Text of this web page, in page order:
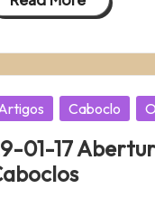
Caboclo
01-17